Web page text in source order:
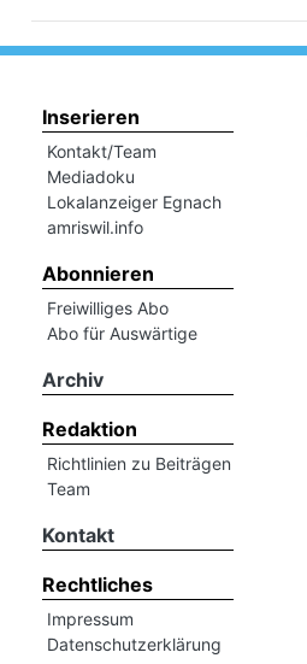
Inserieren
Kontakt/Team
Mediadoku
Lokalanzeiger Egnach
amriswil.info
Abonnieren
Freiwilliges Abo
Abo für Auswärtige
Archiv
Redaktion
Richtlinien zu Beiträgen
Team
Kontakt
Rechtliches
Impressum
Datenschutzerklärung